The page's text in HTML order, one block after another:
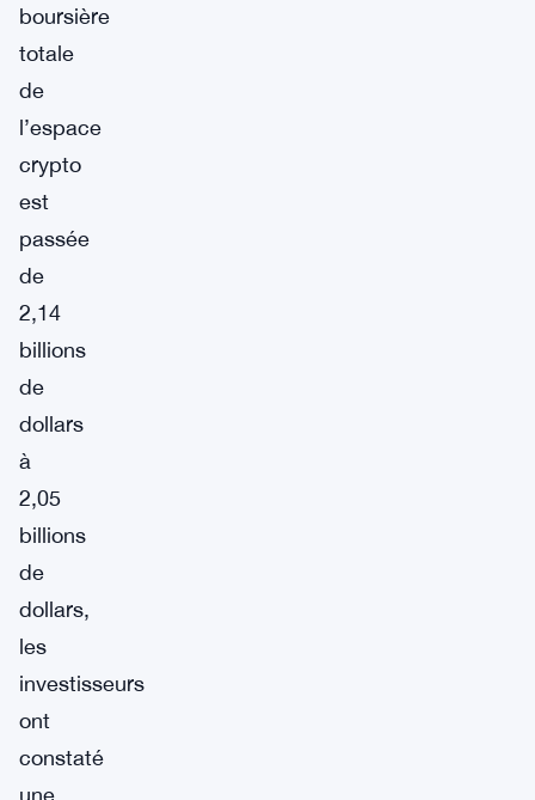
boursière
totale
de
l’espace
crypto
est
passée
de
2,14
billions
de
dollars
à
2,05
billions
de
dollars,
les
investisseurs
ont
constaté
une